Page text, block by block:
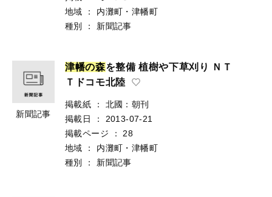
地域
：
内灘町・津幡町
種別
： 新聞記事
新聞記事
津幡の森を整備 植樹や下草刈り ＮＴ
Ｔドコモ北陸
掲載紙 ：
北國：朝刊
掲載日
：
2013-07-21
掲載ページ
：
28
地域
：
内灘町・津幡町
種別
： 新聞記事